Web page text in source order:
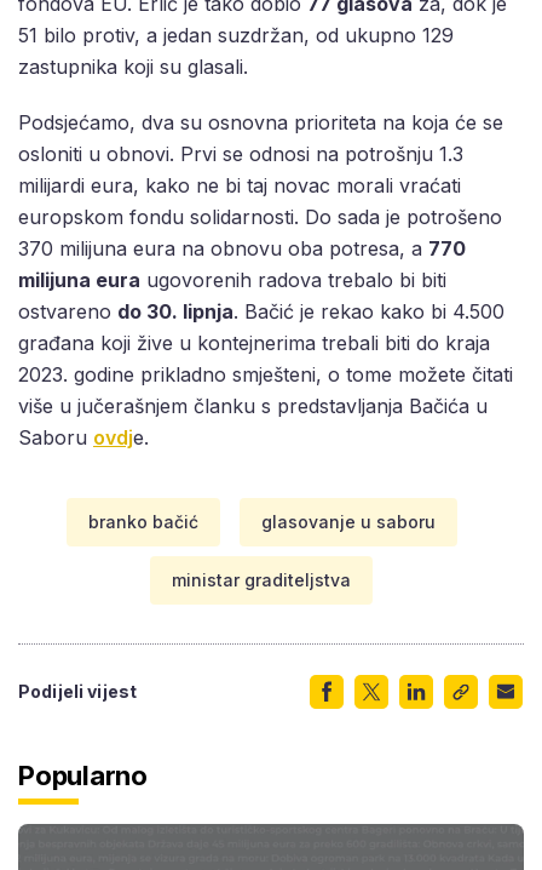
51 bilo protiv, a jedan suzdržan, od ukupno 129
zastupnika koji su glasali.
Podsjećamo, dva su osnovna prioriteta na koja će se
osloniti u obnovi. Prvi se odnosi na potrošnju 1.3
milijardi eura, kako ne bi taj novac morali vraćati
europskom fondu solidarnosti. Do sada je potrošeno
370 milijuna eura na obnovu oba potresa, a 770
milijuna eura ugovorenih radova trebalo bi biti
ostvareno do 30. lipnja. Bačić je rekao kako bi 4.500
građana koji žive u kontejnerima trebali biti do kraja
2023. godine prikladno smješteni, o tome možete čitati
više u jučerašnjem članku s predstavljanja Bačića u
Saboru ovdje.
branko bačić glasovanje u saboru
ministar graditeljstva
Podijeli vijest
Popularno